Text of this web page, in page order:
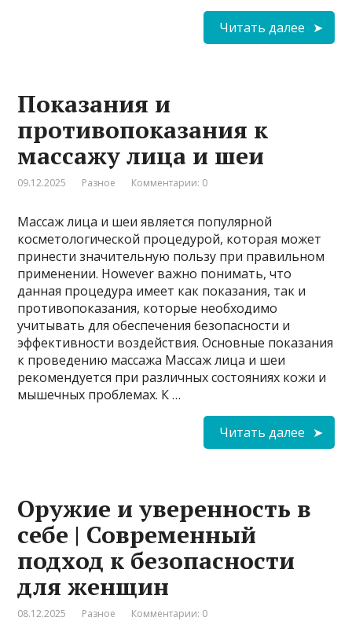
Читать далее
Показания и
противопоказания к
массажу лица и шеи
09.12.2025 Разное Комментарии: 0
Массаж лица и шеи является популярной
косметологической процедурой, которая может
принести значительную пользу при правильном
применении. However важно понимать, что
данная процедура имеет как показания, так и
противопоказания, которые необходимо
учитывать для обеспечения безопасности и
эффективности воздействия. Основные показания
к проведению массажа Массаж лица и шеи
рекомендуется при различных состояниях кожи и
мышечных проблемах. К …
Читать далее
Оружие и уверенность в
себе | Современный
подход к безопасности
для женщин
08.12.2025 Разное Комментарии: 0